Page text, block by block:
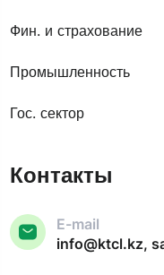
Фин. и страхование
Промышленность
Гос. сектор
Контакты
E-mail
info@ktcl.kz,